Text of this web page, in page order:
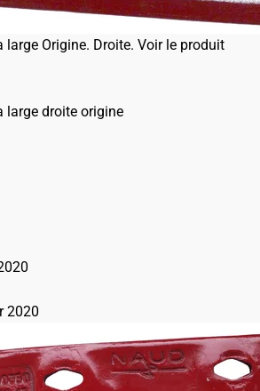
large Origine. Droite. Voir le produit
large droite origine
2020